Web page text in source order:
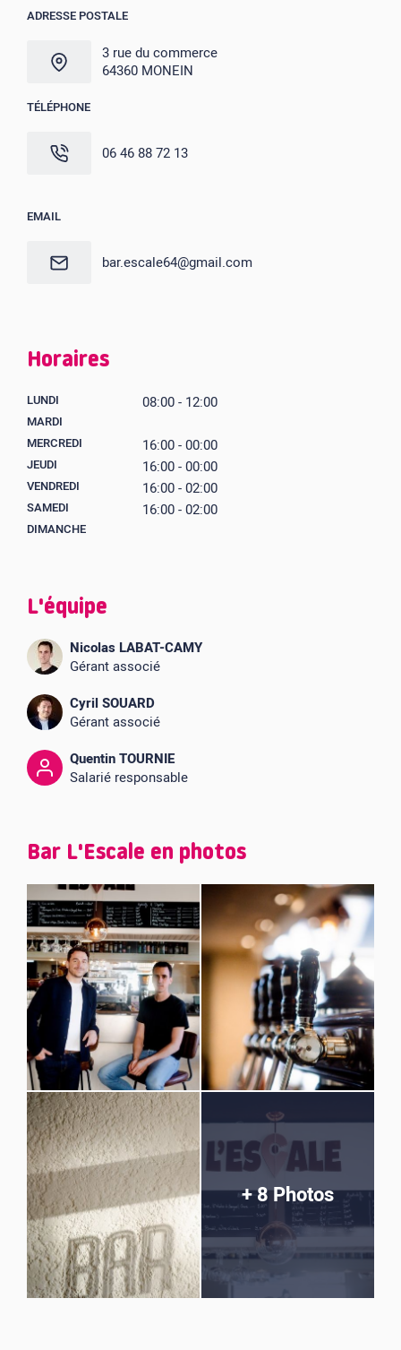
ADRESSE POSTALE
3 rue du commerce
64360 MONEIN
TÉLÉPHONE
06 46 88 72 13
EMAIL
bar.escale64@gmail.com
Horaires
LUNDI 08:00 - 12:00
MARDI
MERCREDI
16:00 - 00:00
JEUDI 16:00 - 00:00
VENDREDI 16:00 - 02:00
SAMEDI 16:00 - 02:00
DIMANCHE
L'équipe
Nicolas LABAT-CAMY
Gérant associé
Cyril SOUARD
Gérant associé
Quentin TOURNIE
Salarié responsable
Bar L'Escale en photos
+ 8 Photos